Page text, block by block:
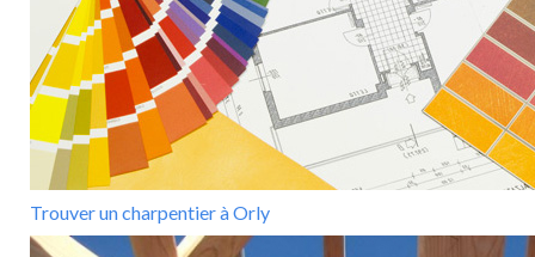
Trouver un charpentier à Orly